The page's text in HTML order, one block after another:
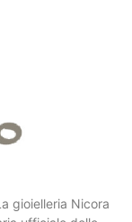
gioielleria Nicora